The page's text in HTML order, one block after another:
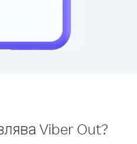
Viber Out?